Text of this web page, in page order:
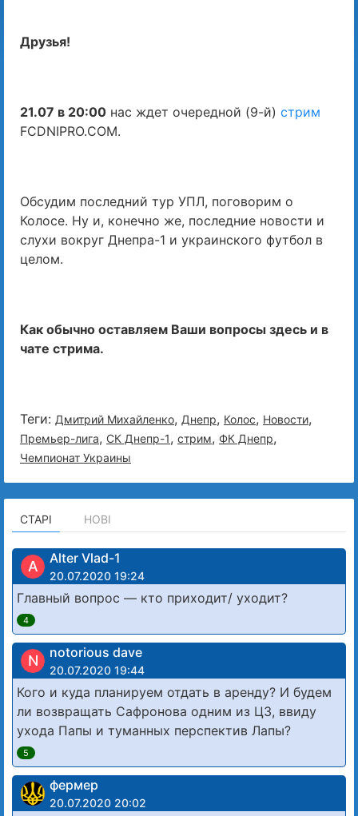
Друзья!
21.07 в 20:00 нас ждет очередной (9-й) стрим
FCDNIPRO.COM.
Обсудим последний тур УПЛ, поговорим о
Колосе. Ну и, конечно же, последние новости и
слухи вокруг Днепра-1 и украинского футбол в
целом.
Как обычно оставляем Ваши вопросы здесь и в
чате стрима.
Теги: Дмитрий Михайленко, Днепр, Колос, Новости,
Премьер-лига, СК Днепр-1, стрим, ФК Днепр,
Чемпионат Украины
СТАРІ НОВІ
A Alter Vlad-1
20.07.2020 19:24
Главный вопрос — кто приходит/ уходит?
4
N notorious dave
20.07.2020 19:44
Кого и куда планируем отдать в аренду? И будем
ли возвращать Сафронова одним из ЦЗ, ввиду
ухода Папы и туманных перспектив Лапы?
5
фермер
20.07.2020 20:02